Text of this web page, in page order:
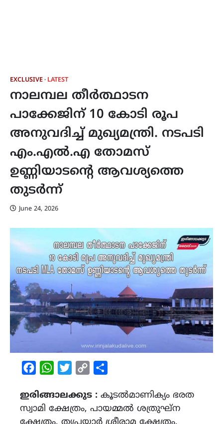
EXCLUSIVE LATEST
നാലമ്പല തീർത്ഥാടന
പാക്കേജിന് 10 കോടി രൂപ
അനുവദിച്ച്‌ മുഖ്യമന്ത്രി. നടപടി
എം.എൽ.എ തോമസ്
ഉണ്ണിയാടന്റെ ആവശ്യത്തെ
തുടർന്ന്
June 24, 2026
FacebookWhatsAppTwitterCopy
ഇരിങ്ങാലക്കുട : കൂടല്‍മാണിക്യം ഭരത
സ്വാമി ക്ഷേത്രം, പായമ്മല്‍ ശത്രുഘ്ന